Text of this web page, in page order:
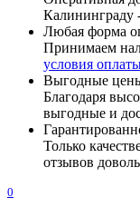
Калининграду
Любая форма
Принимаем
условия
Выгодные
Благодаря
выгодные и
Только
отзывов
0